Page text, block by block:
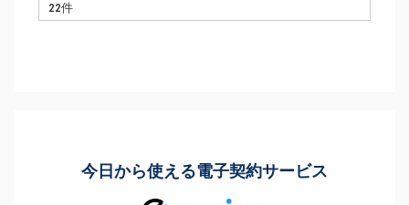
22件
今日から使える電子契約サービス